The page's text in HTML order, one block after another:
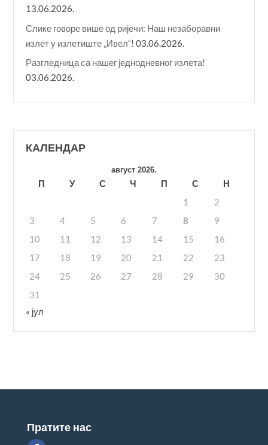
13.06.2026.
Слике говоре више од ријечи: Наш незаборавни
излет у излетиште „Ивел“! 03.06.2026.
Разгледница са нашег једнодневног излета!
03.06.2026.
КАЛЕНДАР
август 2026.
П У С Ч П С
Н
1
2
3
4 5 6 7 8
9
10
11 12 13 14 15
16
17
18 19 20 21 22
23
24
25 26 27 28 29
30
31
« јул
Пратите нас